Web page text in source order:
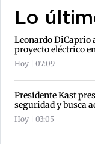
Lo
Leonardo DiCaprio
proyecto eléctrico
Hoy | 07:09
Presidente Kast
seguridad y busca
Hoy | 03:05